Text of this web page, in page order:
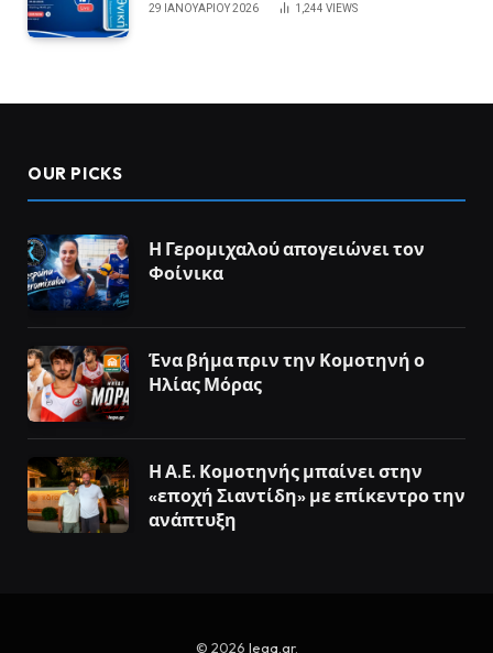
29 ΙΑΝΟΥΑΡΊΟΥ 2026 1,244 VIEWS
OUR PICKS
Η Γερομιχαλού απογειώνει τον
Φοίνικα
Ένα βήμα πριν την Κομοτηνή ο
Ηλίας Μόρας
Η Α.Ε. Κομοτηνής μπαίνει στην
«εποχή Σιαντίδη» με επίκεντρο την
ανάπτυξη
© 2026 lega.gr.